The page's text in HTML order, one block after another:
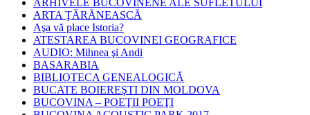
ARHIVELE BUCOVINENE ALE SUFLETULUI
ARTA ŢĂRĂNEASCĂ
Aşa vă place Istoria?
ATESTAREA BUCOVINEI GEOGRAFICE
AUDIO: Mihnea şi Andi
BASARABIA
BIBLIOTECA GENEALOGICĂ
BUCATE BOIEREŞTI DIN MOLDOVA
BUCOVINA – POEŢII POEŢI